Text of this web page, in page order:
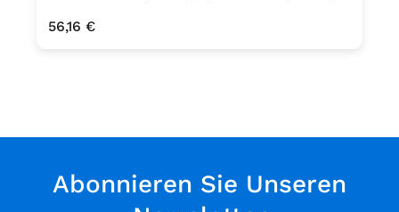
Regulärer Preis:
56,16 €
Abonnieren Sie Unseren